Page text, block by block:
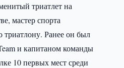
триатлет на
мастер спорта
триатлону. Ранее он был
и капитаном команды
10 первых мест среди